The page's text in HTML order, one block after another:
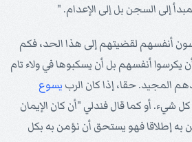
إلى السجن بل إلى الإعدام. "
أنفسهم لقضيتهم إلى هذا الحد، فكم
يكرسوا أنفسهم بل أن يسكبوها في ولاء تام
المجيد. حقا، إذا كان الرب يسوع
أو كما قال فندلي "أن كان الإيمان
إطلاقا فهو يستحق أن نؤمن به بكل